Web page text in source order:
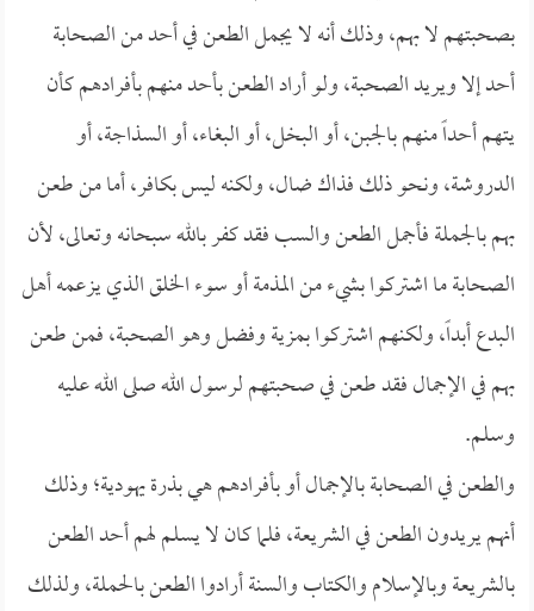
بصحبتهم لا بهم، وذلك أنه لا يجمل الطعن في أحد من الصحابة
أحد إلا ويريد الصحبة، ولو أراد الطعن بأحد منهم بأفرادهم كأن
يتهم أحداً منهم بالجبن، أو البخل، أو البغاء، أو السذاجة، أو
الدروشة، ونحو ذلك فذاك ضال، ولكنه ليس بكافر، أما من طعن
بهم بالجملة فأجمل الطعن والسب فقد كفر بالله سبحانه وتعالى، لأن
الصحابة ما اشتركوا بشيء من المذمة أو سوء الخلق الذي يزعمه أهل
البدع أبداً، ولكنهم اشتركوا بمزية وفضل وهو الصحبة، فمن طعن
بهم في الإجمال فقد طعن في صحبتهم لرسول الله صلى الله عليه
وسلم.
والطعن في الصحابة بالإجمال أو بأفرادهم هي بذرة يهودية؛ وذلك
أنهم يريدون الطعن في الشريعة، فلما كان لا يسلم لهم أحد الطعن
بالشريعة وبالإسلام والكتاب والسنة أرادوا الطعن بالحملة، ولذلك